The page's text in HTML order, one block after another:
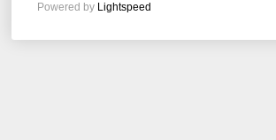
Powered by Lightspeed